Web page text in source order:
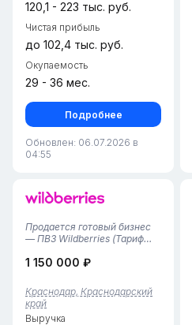
120,1 - 223 тыс. руб.
Чистая прибыль
до 102,4 тыс. руб.
Окупаемость
29 - 36 мес.
Подробнее
Обновлен: 06.07.2026 в
04:55
Продается готовый бизнес
— ПВЗ Wildberries (Тариф
действующий пункт выдачи
Музыкальном микрорайоне.
Бизнес полностью отлажен
и не требует
дополнительных вложений...
1 150 000 ₽
Краснодар, Краснодарский
край
Выручка